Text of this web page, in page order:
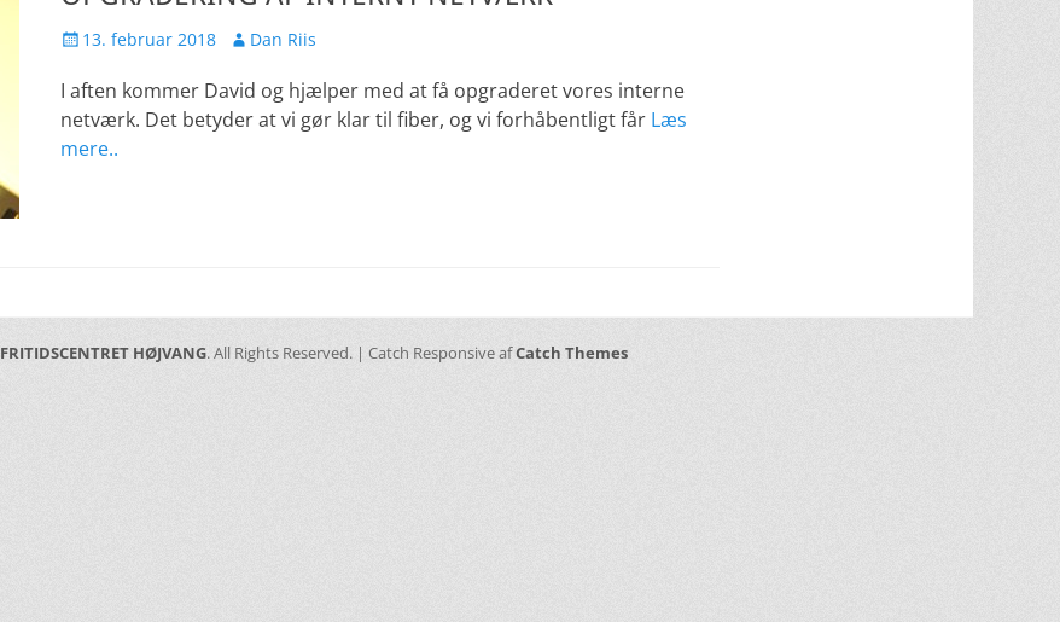
Udgivet
13. februar 2018 Forfatter
Dan Riis
I aften kommer David og hjælper med at få opgraderet vores interne
netværk. Det betyder at vi gør klar til fiber, og vi forhåbentligt får Læs
mere..
FRITIDSCENTRET HØJVANG. All Rights Reserved. | Catch Responsive afCatch Themes